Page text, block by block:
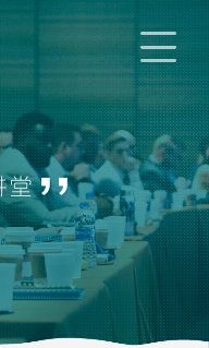
堂,,